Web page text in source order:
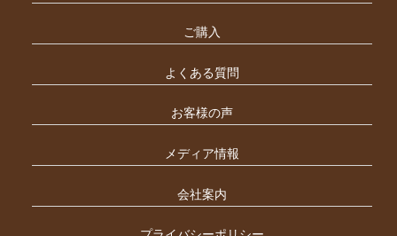
ご購入
よくある質問
お客様の声
メディア情報
会社案内